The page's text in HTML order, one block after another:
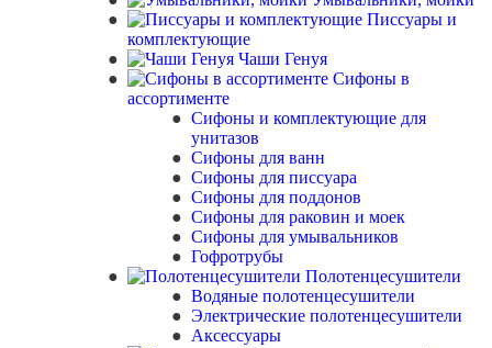
Писсуары и
комплектующие
Чаши Генуя
Сифоны в
ассортименте
Сифоны и комплектующие для
унитазов
Сифоны для ванн
Сифоны для писсуара
Сифоны для поддонов
Сифоны для раковин и моек
Сифоны для умывальников
Гофротрубы
Полотенцесушители
Водяные полотенцесушители
Электрические полотенцесушители
Аксессуары